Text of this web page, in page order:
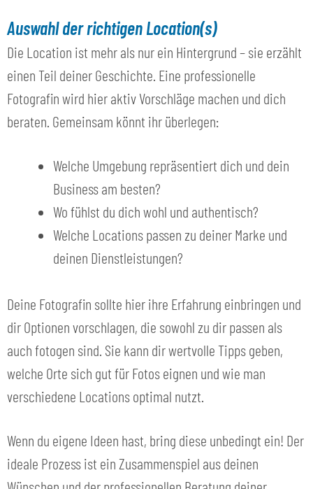
Auswahl der richtigen Location(s)
Die Location ist mehr als nur ein Hintergrund – sie erzählt
einen Teil deiner Geschichte. Eine professionelle
Fotografin wird hier aktiv Vorschläge machen und dich
beraten. Gemeinsam könnt ihr überlegen:
Welche Umgebung repräsentiert dich und dein
Business am besten?
Wo fühlst du dich wohl und authentisch?
Welche Locations passen zu deiner Marke und
deinen Dienstleistungen?
Deine Fotografin sollte hier ihre Erfahrung einbringen und
dir Optionen vorschlagen, die sowohl zu dir passen als
auch fotogen sind. Sie kann dir wertvolle Tipps geben,
welche Orte sich gut für Fotos eignen und wie man
verschiedene Locations optimal nutzt.
Wenn du eigene Ideen hast, bring diese unbedingt ein! Der
ideale Prozess ist ein Zusammenspiel aus deinen